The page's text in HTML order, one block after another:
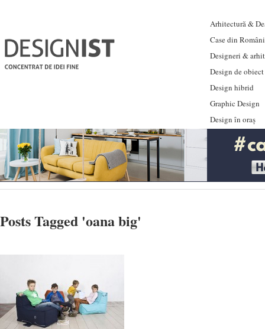
Arhitectură &
Case din
Designeri &
Design de obiect
Design hibrid
Graphic Design
Design în oraș
Posts Tagged 'oana big'